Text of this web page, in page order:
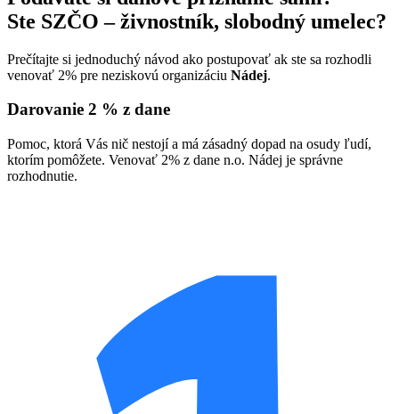
Ste SZČO – živnostník, slobodný umelec?
Prečítajte si jednoduchý návod ako postupovať ak ste sa rozhodli
venovať 2% pre neziskovú organizáciu Nádej.
Darovanie 2 % z dane
Pomoc, ktorá Vás nič nestojí a má zásadný dopad na osudy ľudí,
ktorím pomôžete. Venovať 2% z dane n.o. Nádej je správne
rozhodnutie.